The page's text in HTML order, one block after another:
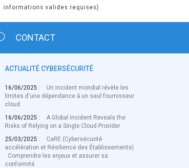
informations valides requises)
CONTACT
ACTUALITÉ CYBERSÉCURITÉ
16/06/2025 :
Un incident mondial révèle les
limites d'une dépendance à un seul fournisseur
cloud
16/06/2025 :
A Global Incident Reveals the
Risks of Relying on a Single Cloud Provider
25/03/2025 :
CaRE (Cybersécurité
accélération et Résilience des Établissements)
: Comprendre les enjeux et assurer sa
conformité